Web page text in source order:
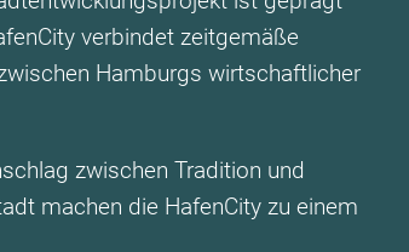
verbindet zeitgemäße
Hamburgs wirtschaftlicher
zwischen Tradition und
machen die HafenCity zu einem